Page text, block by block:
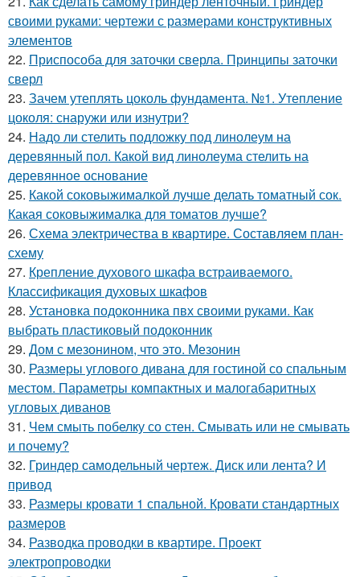
своими руками: чертежи с размерами конструктивных
элементов
22. Приспособа для заточки сверла. Принципы заточки
сверл
23. Зачем утеплять цоколь фундамента. №1. Утепление
цоколя: снаружи или изнутри?
24. Надо ли стелить подложку под линолеум на
деревянный пол. Какой вид линолеума стелить на
деревянное основание
25. Какой соковыжималкой лучше делать томатный сок.
Какая соковыжималка для томатов лучше?
26. Схема электричества в квартире. Составляем план-
схему
27. Крепление духового шкафа встраиваемого.
Классификация духовых шкафов
28. Установка подоконника пвх своими руками. Как
выбрать пластиковый подоконник
29. Дом с мезонином, что это. Мезонин
30. Размеры углового дивана для гостиной со спальным
местом. Параметры компактных и малогабаритных
угловых диванов
31. Чем смыть побелку со стен. Смывать или не смывать
и почему?
32. Гриндер самодельный чертеж. Диск или лента? И
привод
33. Размеры кровати 1 спальной. Кровати стандартных
размеров
34. Разводка проводки в квартире. Проект
электропроводки